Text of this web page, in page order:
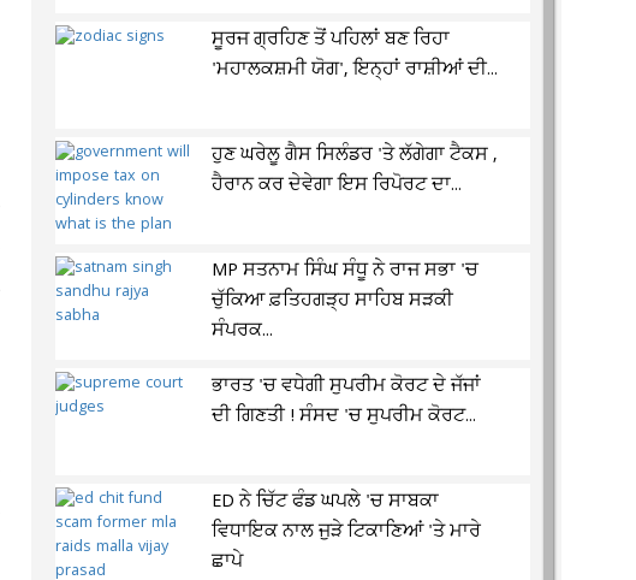
ਸੂਰਜ ਗ੍ਰਹਿਣ ਤੋਂ ਪਹਿਲਾਂ ਬਣ ਰਿਹਾ
'ਮਹਾਲਕਸ਼ਮੀ ਯੋਗ', ਇਨ੍ਹਾਂ ਰਾਸ਼ੀਆਂ ਦੀ...
ਹੁਣ ਘਰੇਲੂ ਗੈਸ ਸਿਲੰਡਰ 'ਤੇ ਲੱਗੇਗਾ ਟੈਕਸ ,
ਹੈਰਾਨ ਕਰ ਦੇਵੇਗਾ ਇਸ ਰਿਪੋਰਟ ਦਾ...
MP ਸਤਨਾਮ ਸਿੰਘ ਸੰਧੂ ਨੇ ਰਾਜ ਸਭਾ 'ਚ
ਚੁੱਕਿਆ ਫ਼ਤਿਹਗੜ੍ਹ ਸਾਹਿਬ ਸੜਕੀ
ਸੰਪਰਕ...
ਭਾਰਤ 'ਚ ਵਧੇਗੀ ਸੁਪਰੀਮ ਕੋਰਟ ਦੇ ਜੱਜਾਂ
ਦੀ ਗਿਣਤੀ ! ਸੰਸਦ 'ਚ ਸੁਪਰੀਮ ਕੋਰਟ...
ED ਨੇ ਚਿੱਟ ਫੰਡ ਘਪਲੇ 'ਚ ਸਾਬਕਾ
ਵਿਧਾਇਕ ਨਾਲ ਜੁੜੇ ਟਿਕਾਣਿਆਂ 'ਤੇ ਮਾਰੇ
ਛਾਪੇ